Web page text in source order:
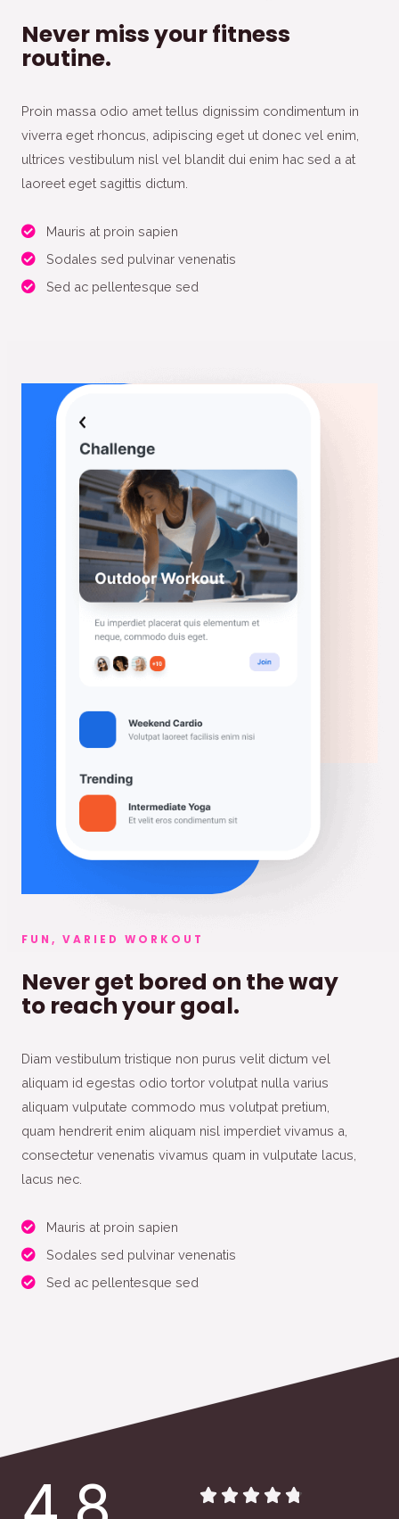
Never miss your fitness
routine.
Proin massa odio amet tellus dignissim condimentum in
viverra eget rhoncus, adipiscing eget ut donec vel enim,
ultrices vestibulum nisl vel blandit dui enim hac sed a at
laoreet eget sagittis dictum.
Mauris at proin sapien
Sodales sed pulvinar venenatis
Sed ac pellentesque sed
FUN, VARIED WORKOUT
Never get bored on the way
to reach your goal.
Diam vestibulum tristique non purus velit dictum vel
aliquam id egestas odio tortor volutpat nulla varius
aliquam vulputate commodo mus volutpat pretium,
quam hendrerit enim aliquam nisl imperdiet vivamus a,
consectetur venenatis vivamus quam in vulputate lacus,
lacus nec.
Mauris at proin sapien
Sodales sed pulvinar venenatis
Sed ac pellentesque sed
    